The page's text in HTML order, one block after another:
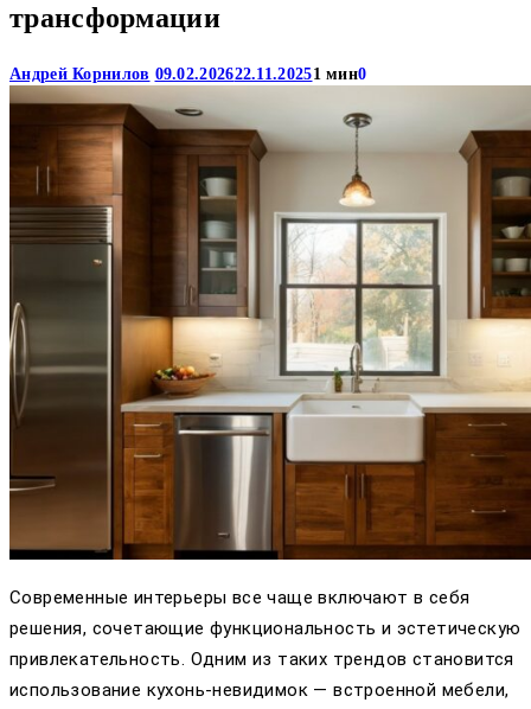
трансформации
Андрей Корнилов 09.02.202622.11.20251 мин0
Современные интерьеры все чаще включают в себя
решения, сочетающие функциональность и эстетическую
привлекательность. Одним из таких трендов становится
использование кухонь-невидимок — встроенной мебели,